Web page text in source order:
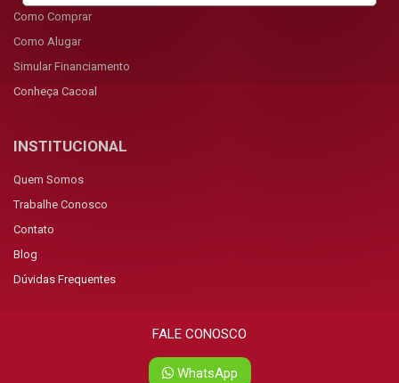
Como Comprar
Como Alugar
Simular Financiamento
Conheça Cacoal
INSTITUCIONAL
Quem Somos
Trabalhe Conosco
Contato
Blog
Dúvidas Frequentes
FALE CONOSCO
WhatsApp